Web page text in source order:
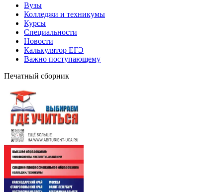
Вузы
Колледжи и техникумы
Курсы
Специальности
Новости
Калькулятор ЕГЭ
Важно поступающему
Печатный сборник